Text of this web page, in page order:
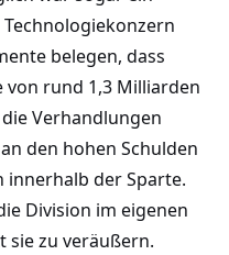
belegen, dass
von rund 1,3 Milliarden
Verhandlungen
den hohen Schulden
der Sparte.
Division im eigenen
sie zu veräußern.